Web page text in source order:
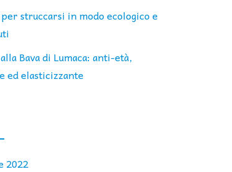
struccarsi in modo ecologico e
Bava di Lumaca: anti-età,
ed elasticizzante
2022